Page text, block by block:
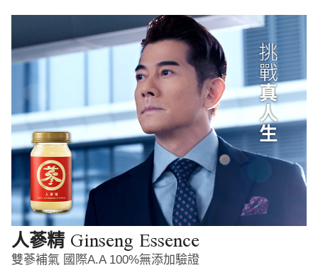
人蔘精 Ginseng Essence
雙蔘補氣 國際A.A 100%無添加驗證